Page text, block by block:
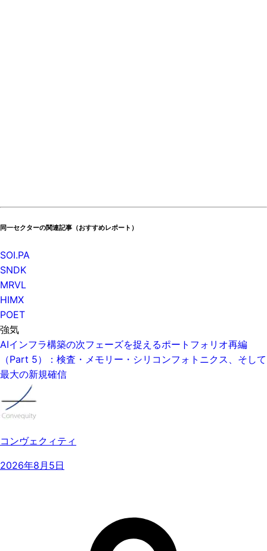
同一セクターの関連記事（おすすめレポート）
SOI.PA
SNDK
MRVL
HIMX
POET
強気
AIインフラ構築の次フェーズを捉えるポートフォリオ再編
（Part 5）：検査・メモリー・シリコンフォトニクス、そして
最大の新規確信
コンヴェクィティ
2026年8月5日